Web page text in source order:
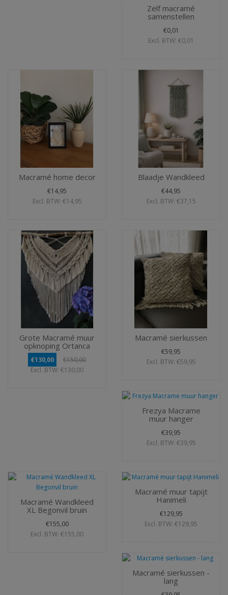
Zelf macramé
samenstellen
€0,01
Excl. BTW: €0,01
Macramé home decor
€14,95
Excl. BTW: €14,95
Blaadje Wandkleed
€44,95
Excl. BTW: €37,15
Grote Macramé muur
opknoping Ortanca
€130,00
€150,00
Excl. BTW: €130,00
Macramé sierkussen
€59,95
Excl. BTW: €59,95
Frezya Macrame
muur hanger
€39,95
Excl. BTW: €39,95
Macramé Wandkleed
XL Begonvil bruin
€155,00
Excl. BTW: €155,00
Macramé muur tapijt
Hanimeli
€129,95
Excl. BTW: €129,95
Macramé sierkussen -
lang